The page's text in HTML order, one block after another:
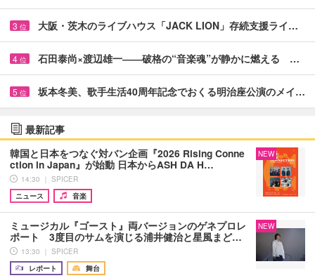
3 位 大阪・茨木のライブハウス「JACK LION」存続支援ライ…
4 位 石田泰尚×渡辺雄一――破格の“音楽魂”が静かに燃える …
5 位 坂本冬美、歌手生活40周年記念でおくる明治座公演のメイ…
最新記事
韓国と日本をつなぐ対バン企画『2026 Rising Conne
ction in Japan』が始動 日本からASH DA H…
14:30 ｜ SPICER
ニュース
音楽
NEW
ミュージカル『ゴースト』両バージョンのゲネプロレ
ポート 3度目のサムを演じる浦井健治と星風まど…
13:30 ｜ SPICER
レポート
舞台
NEW